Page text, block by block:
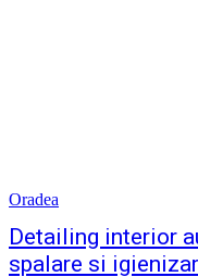
Oradea
Detailing interior
spalare si